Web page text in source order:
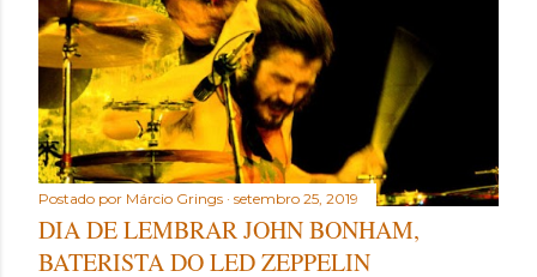
Postado por Márcio Grings setembro 25, 2019
DIA DE LEMBRAR JOHN BONHAM,
BATERISTA DO LED ZEPPELIN